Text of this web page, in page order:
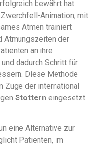
bewährt hat
Animation, mit
Atmen trainiert
Atmungszeiten der
an ihre
dadurch Schritt für
Diese Methode
Zuge der international
Stottern eingesetzt.
eine Alternative zur
Patienten, im